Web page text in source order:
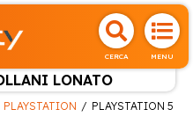
CERCA MENU
LONATO
PLAYSTATION PLAYSTATION 5